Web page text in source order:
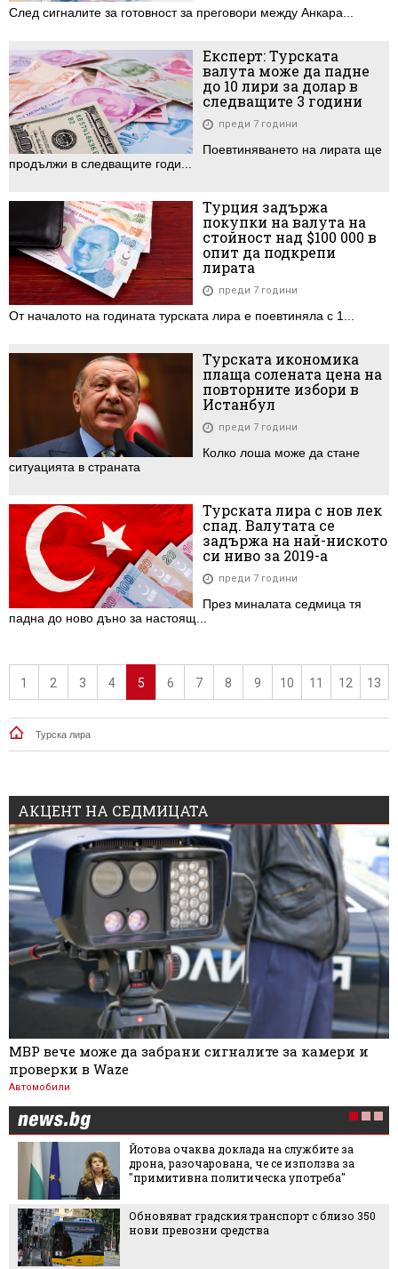
След сигналите за готовност за преговори между Анкара...
Експерт: Турската
валута може да падне
до 10 лири за долар в
следващите 3 години
преди 7 години
Поевтиняването на лирата ще
продължи в следващите годи...
Турция задържа
покупки на валута на
стойност над $100 000 в
опит да подкрепи
лирата
преди 7 години
От началото на годината турската лира е поевтиняла с 1...
Турската икономика
плаща солената цена на
повторните избори в
Истанбул
преди 7 години
Колко лоша може да стане
ситуацията в страната
Турската лира с нов лек
спад. Валутата се
задържа на най-ниското
си ниво за 2019-а
преди 7 години
През миналата седмица тя
падна до ново дъно за настоящ...
1 2 3 4 5 6 7 8 9 10 11 12 13
Турска лира
АКЦЕНТ НА СЕДМИЦАТА
МВР вече може да забрани сигналите за камери и
проверки в Waze
Автомобили
Йотова очаква доклада на службите за
дрона, разочарована, че се използва за
"примитивна политическа употреба"
Обновяват градския транспорт с близо 350
нови превозни средства